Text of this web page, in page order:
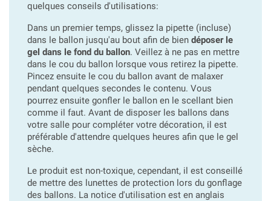
quelques conseils d'utilisations:
Dans un premier temps, glissez la pipette (incluse)
dans le ballon jusqu'au bout afin de bien déposer le
gel dans le fond du ballon. Veillez à ne pas en mettre
dans le cou du ballon lorsque vous retirez la pipette.
Pincez ensuite le cou du ballon avant de malaxer
pendant quelques secondes le contenu. Vous
pourrez ensuite gonfler le ballon en le scellant bien
comme il faut. Avant de disposer les ballons dans
votre salle pour compléter votre décoration, il est
préférable d'attendre quelques heures afin que le gel
sèche.
Le produit est non-toxique, cependant, il est conseillé
de mettre des lunettes de protection lors du gonflage
des ballons. La notice d'utilisation est en anglais